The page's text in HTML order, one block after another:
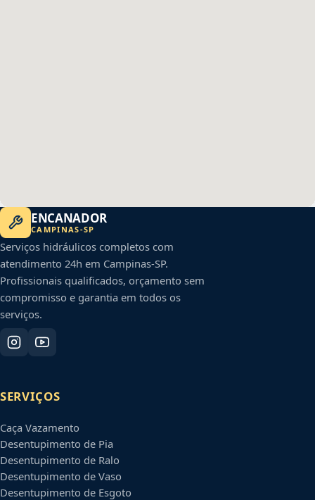
ENCANADOR
CAMPINAS-SP
Serviços hidráulicos completos com
atendimento 24h em Campinas-SP.
Profissionais qualificados, orçamento sem
compromisso e garantia em todos os
serviços.
SERVIÇOS
Caça Vazamento
Desentupimento de Pia
Desentupimento de Ralo
Desentupimento de Vaso
Desentupimento de Esgoto